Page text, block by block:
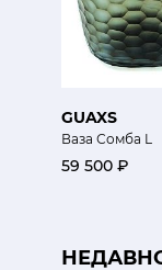
GUAXS
Ваза Сомба L
59 500 ₽